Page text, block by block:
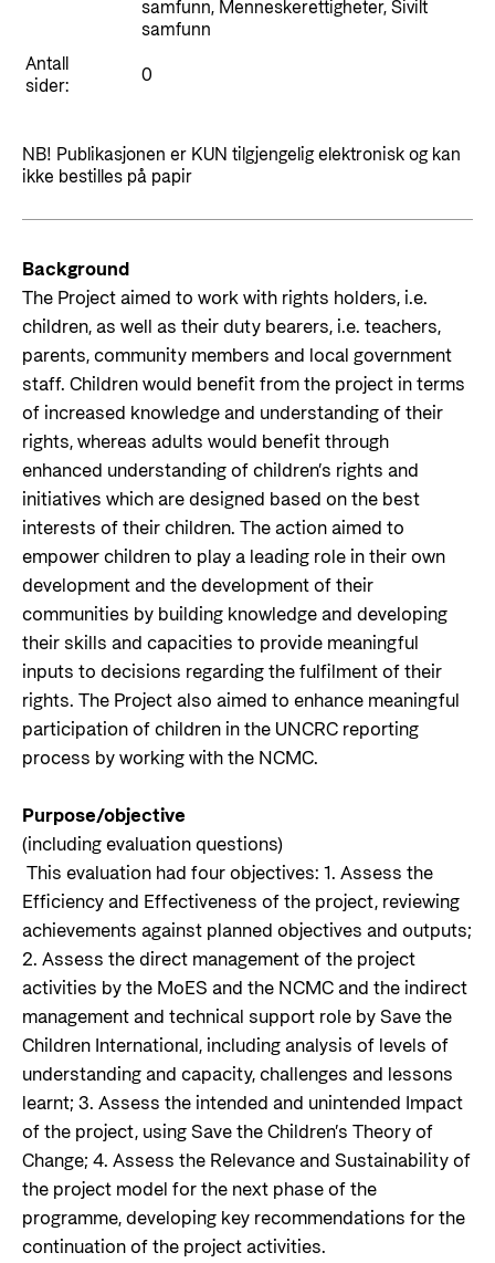
Styresett og økonomisk utvikling
For næringslivet
Statsgarantiordningen for investeringer i
fornybar energi
Norad - Partnerskap med privat sektor
Nyttige lenker
Viktige dokumenter og lenker
Partnerfordeling
Evalueringer (Norec)
Historie
Kontakt
Kontakt oss
Presse og media
Logo
Postjournal
Personvern
samfunn, Menneskerettigheter, Sivilt
samfunn
Antall
sider:
0
NB! Publikasjonen er KUN tilgjengelig elektronisk og kan
ikke bestilles på papir
Background
The Project aimed to work with rights holders, i.e.
children, as well as their duty bearers, i.e. teachers,
parents, community members and local government
staff. Children would benefit from the project in terms
of increased knowledge and understanding of their
rights, whereas adults would benefit through
enhanced understanding of children’s rights and
initiatives which are designed based on the best
interests of their children. The action aimed to
empower children to play a leading role in their own
development and the development of their
communities by building knowledge and developing
their skills and capacities to provide meaningful
inputs to decisions regarding the fulfilment of their
rights. The Project also aimed to enhance meaningful
participation of children in the UNCRC reporting
process by working with the NCMC.
Purpose/objective
(including evaluation questions)
This evaluation had four objectives: 1. Assess the
Efficiency and Effectiveness of the project, reviewing
achievements against planned objectives and outputs;
2. Assess the direct management of the project
activities by the MoES and the NCMC and the indirect
management and technical support role by Save the
Children International, including analysis of levels of
understanding and capacity, challenges and lessons
learnt; 3. Assess the intended and unintended Impact
of the project, using Save the Children’s Theory of
Change; 4. Assess the Relevance and Sustainability of
the project model for the next phase of the
programme, developing key recommendations for the
continuation of the project activities.